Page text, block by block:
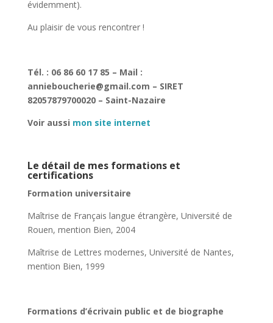
évidemment).
Au plaisir de vous rencontrer !
Tél. : 06 86 60 17 85 – Mail :
annieboucherie@gmail.com – SIRET
82057879700020 – Saint-Nazaire
Voir aussi mon site internet
Le détail de mes formations et
certifications
Formation universitaire
Maîtrise de Français langue étrangère, Université de
Rouen, mention Bien, 2004
Maîtrise de Lettres modernes, Université de Nantes,
mention Bien, 1999
Formations d’écrivain public et de biographe